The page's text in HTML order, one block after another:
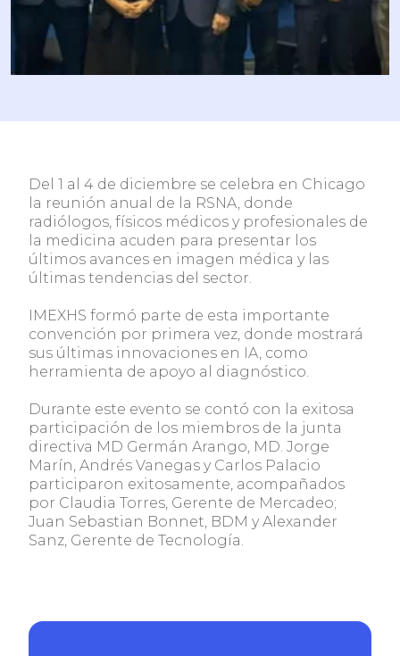
Del 1 al 4 de diciembre se celebra en Chicago
la reunión anual de la RSNA, donde
radiólogos, físicos médicos y profesionales de
la medicina acuden para presentar los
últimos avances en imagen médica y las
últimas tendencias del sector.
IMEXHS formó parte de esta importante
convención por primera vez, donde mostrará
sus últimas innovaciones en IA, como
herramienta de apoyo al diagnóstico.
Durante este evento se contó con la exitosa
participación de los miembros de la junta
directiva MD Germán Arango, MD. Jorge
Marín, Andrés Vanegas y Carlos Palacio
participaron exitosamente, acompañados
por Claudia Torres, Gerente de Mercadeo;
Juan Sebastian Bonnet, BDM y Alexander
Sanz, Gerente de Tecnología.